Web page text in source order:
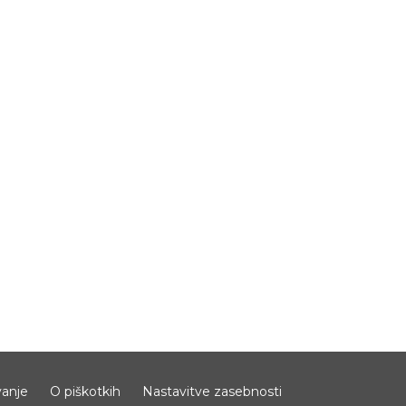
O piškotkih Nastavitve zasebnosti